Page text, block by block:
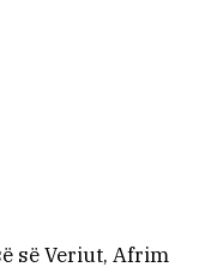
së Veriut, Afrim